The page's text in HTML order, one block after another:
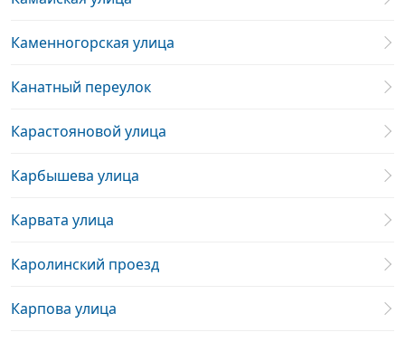
Каменногорская улица
Канатный переулок
Карастояновой улица
Карбышева улица
Карвата улица
Каролинский проезд
Карпова улица